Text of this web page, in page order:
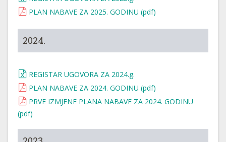
PLAN NABAVE ZA 2025. GODINU (pdf)
2024.
REGISTAR UGOVORA ZA 2024.g.
PLAN NABAVE ZA 2024. GODINU (pdf)
PRVE IZMJENE PLANA NABAVE ZA 2024. GODINU
(pdf)